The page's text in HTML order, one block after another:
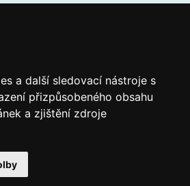
a další sledovací nástroje s
přizpůsobeného obsahu
a zjištění zdroje